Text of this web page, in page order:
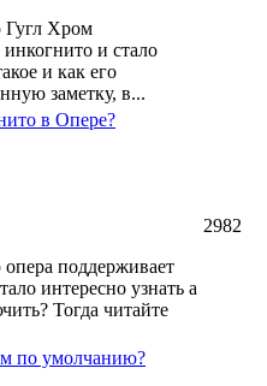
Гугл Хром
и стало
и как его
заметку, в...
в Опере?
поддерживает
интересно узнать а
Тогда читайте
2982
по умолчанию?